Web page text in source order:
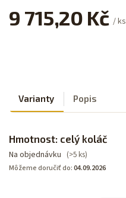
9 715,20 Kč/ ks
Varianty Popis
Hmotnost: celý koláč
Na objednávku
(>5 ks)
Môžeme doručiť do:04.09.2026